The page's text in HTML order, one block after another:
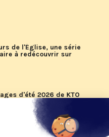
de l'Église, une série
à redécouvrir sur
d'été 2026 de KTO